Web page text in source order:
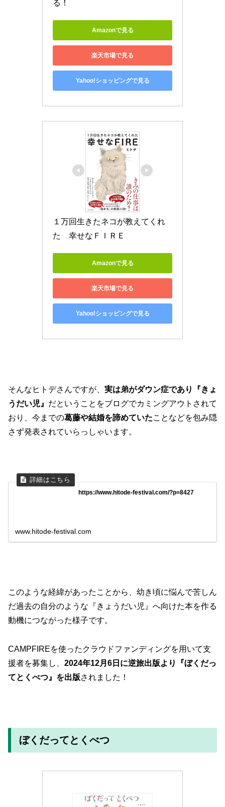
る！
Amazonで見る
楽天市場で見る
Yahoo!ショッピングで見る
１万回生きたネコが教えてくれ
た　幸せなＦＩＲＥ
Amazonで見る
楽天市場で見る
Yahoo!ショッピングで見る
そんなヒトデさんですが、 実は弟がダウン症であり『きょ
うだい児』 だということをブログでカミングアウトされて
おり、今までの葛藤や結婚を諦めていたことなどを包み隠
さず発表されていらっしゃいます。
https://www.hitode-festival.com/?p=8427
www.hitode-festival.com
このような経緯があったことから、幼き頃に悩んで苦しん
だ過去の自分のような『きょうだい児』へ向けた本を作る
動機につながった様子です。
CAMPFIREを使ったクラウドファンディングを用いて支
援者を募集し、 2024年12月6日に逆旅出版より『ぼくだっ
てとくべつ』を出版されました！
ぼくだってとくべつ